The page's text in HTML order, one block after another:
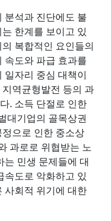
분석과 진단에도 불
한계를 보이고 있
복합적인 요인들의
속도와 파급 효과를
일자리 중심 대책이
역균형발전 등의 과
. 소득 단절로 인한
대기업의 골목상권
으로 인한 중소상
과로로 위협받는 노
는 민생 문제들에 대
속도로 악화하고 있
사회적 위기에 대한